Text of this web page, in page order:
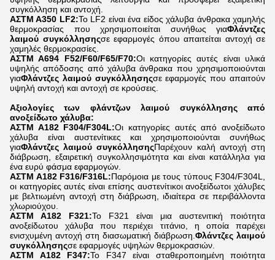
συγκόλληση και αντοχή.
ΑΣTM A350 LF2:Το LF2 είναι ένα είδος χάλυβα άνθρακα χαμηλής
θερμοκρασίας που χρησιμοποιείται συνήθως γιαΦλάντζες
λαιμού συγκόλλησηςσε εφαρμογές όπου απαιτείται αντοχή σε
χαμηλές θερμοκρασίες.
ΑΣTM A694 F52/F60/F65/F70:Οι κατηγορίες αυτές είναι υλικά
υψηλής απόδοσης από χάλυβα άνθρακα που χρησιμοποιούνται
γιαΦλάντζες λαιμού συγκόλλησηςσε εφαρμογές που απαιτούν
υψηλή αντοχή και αντοχή σε κρούσεις.
Αξιολογίες των φλάντζων λαιμού συγκόλλησης από
ανοξείδωτο χάλυβα:
ΑΣTM A182 F304/F304L:Οι κατηγορίες αυτές από ανοξείδωτο
χάλυβα είναι αυστενίτικες και χρησιμοποιούνται συνήθως
γιαΦλάντζες λαιμού συγκόλλησηςΠαρέχουν καλή αντοχή στη
διάβρωση, εξαιρετική συγκολλησιμότητα και είναι κατάλληλα για
ένα ευρύ φάσμα εφαρμογών.
ΑΣTM A182 F316/F316L:Παρόμοια με τους τύπους F304/F304L,
οι κατηγορίες αυτές είναι επίσης αυστενίτικοι ανοξείδωτοι χάλυβες
με βελτιωμένη αντοχή στη διάβρωση, ιδιαίτερα σε περιβάλλοντα
χλωριούχου.
ΑΣTM A182 F321:Το F321 είναι μια αυστενιτική ποιότητα
ανοξείδωτου χάλυβα που περιέχει τιτάνιο, η οποία παρέχει
ενισχυμένη αντοχή στη διασωματική διάβρωση. Φλάντζες λαιμού
συγκόλλησηςσε εφαρμογές υψηλών θερμοκρασιών.
ΑΣTM A182 F347:Το F347 είναι σταθεροποιημένη ποιότητα